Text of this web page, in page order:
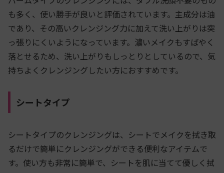
も多く、使い勝手が良いと評価されています。主成分は油
であり、その高いクレンジング力に加えて洗い上がりは突
っ張りにくいようになっています。濃いメイクもすばやく
落とせるため、洗い上がりもしっとりとしているので、気
持ちよくクレンジングしたい方におすすめです。
シートタイプ
シートタイプのクレンジングは、シートでメイクを拭き取
るだけで簡単にクレンジングができる便利なアイテムで
す。使い方も非常に簡単で、シートを肌に当てて優しく拭